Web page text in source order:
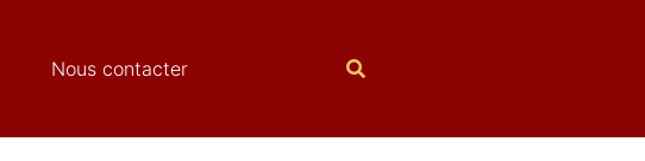
Nous contacter